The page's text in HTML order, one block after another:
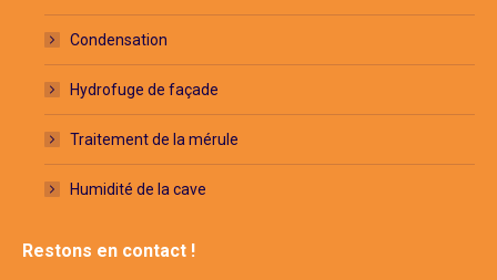
Condensation
Hydrofuge de façade
Traitement de la mérule
Humidité de la cave
Restons en contact !